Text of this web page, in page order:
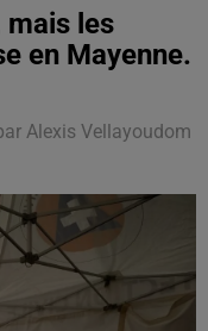
mais les
en Mayenne.
Alexis Vellayoudom